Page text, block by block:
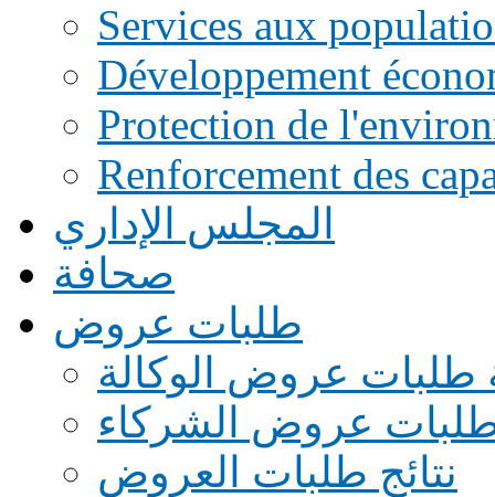
Services aux
Développement
Protection de
Renforcement des
المجلس الإداري
صحافة
طلبات عروض
طلبات عروض الوكالة
طلبات عروض الشركاء
نتائج طلبات العروض